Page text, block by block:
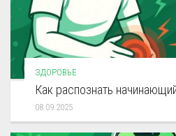
ЗДОРОВЬЕ
Как распознать
08.09.2025